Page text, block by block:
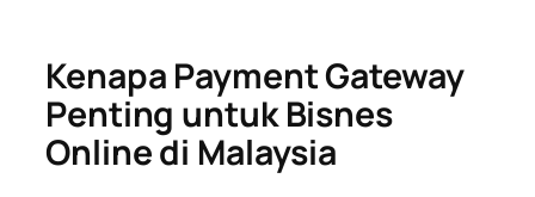
Kenapa Payment Gateway
Penting untuk Bisnes
Online di Malaysia